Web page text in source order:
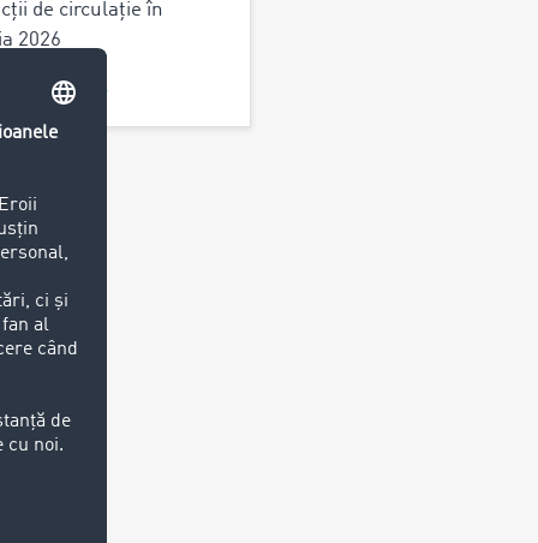
de circulație în
2026
multe >